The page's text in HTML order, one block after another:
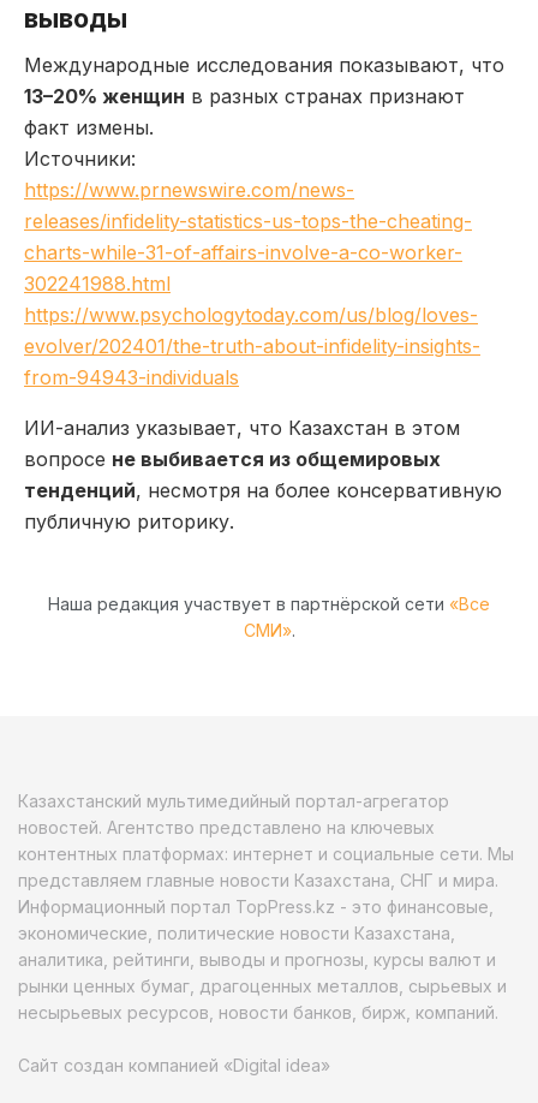
выводы
Международные исследования показывают, что
13–20% женщин в разных странах признают
факт измены.
Источники:
https://www.prnewswire.com/news-
releases/infidelity-statistics-us-tops-the-cheating-
charts-while-31-of-affairs-involve-a-co-worker-
302241988.html
https://www.psychologytoday.com/us/blog/loves-
evolver/202401/the-truth-about-infidelity-insights-
from-94943-individuals
ИИ-анализ указывает, что Казахстан в этом
вопросе не выбивается из общемировых
тенденций, несмотря на более консервативную
публичную риторику.
Наша редакция участвует в партнёрской сети «Все
СМИ».
Казахстанский мультимедийный портал-агрегатор
новостей. Агентство представлено на ключевых
контентных платформах: интернет и социальные сети. Мы
представляем главные новости Казахстана, СНГ и мира.
Информационный портал TopPress.kz - это финансовые,
экономические, политические новости Казахстана,
аналитика, рейтинги, выводы и прогнозы, курсы валют и
рынки ценных бумаг, драгоценных металлов, сырьевых и
несырьевых ресурсов, новости банков, бирж, компаний.
Сайт создан компанией «Digital idea»